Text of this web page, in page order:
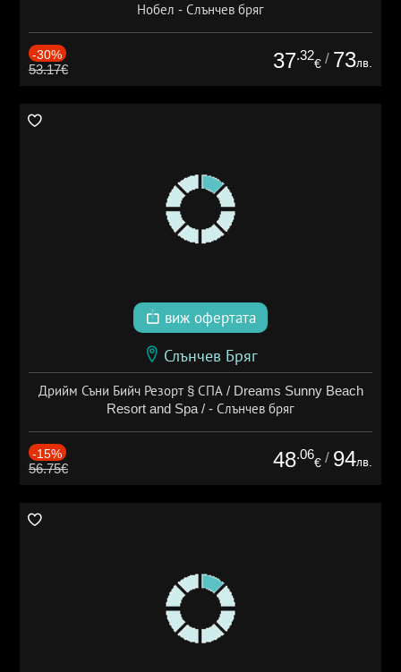
Нобел - Слънчев бряг
-30%
53.17€ 37.32
€ / 73лв.
виж офертата
Слънчев Бряг
Дрийм Съни Бийч Резорт § СПА / Dreams Sunny Beach
Resort and Spa / - Слънчев бряг
-15%
56.75€ 48.06
€ / 94лв.